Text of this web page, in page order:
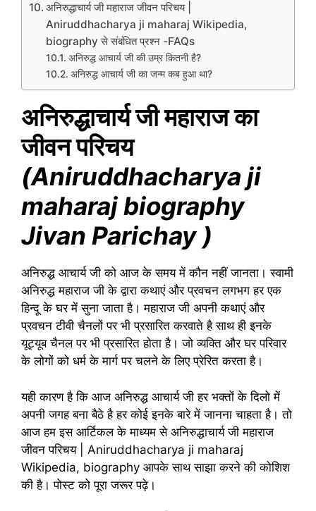
अनिरुद्धाचार्य जी महाराज जीवन परिचय |
Aniruddhacharya ji maharaj Wikipedia,
biography से संबंधित प्रश्न -FAQs
अनिरुद्ध आचार्य जी की उम्र कितनी है?
अनिरुद्ध आचार्य जी का जन्म कब हुआ था?
अनिरुद्धाचार्य जी महाराज का
जीवन परिचय
(Aniruddhacharya ji
maharaj biography
Jivan Parichay )
अनिरुद्ध आचार्य जी को आज के समय में कौन नहीं जानता। स्वामी
अनिरुद्ध महाराज जी के द्वारा कथाएं और प्रवचन लगभग हर एक
हिन्दू के घर में सुना जाता है। महाराज जी अपनी कथाएं और
प्रवचन टीवी चैनलों पर भी प्रसारित करवाते है साथ ही इनके
यूट्यूब चैनल पर भी प्रसारित होता है। जो व्यक्ति और घर परिवार
के लोगों को धर्म के मार्ग पर चलने के लिए प्रेरित करता है।
यही कारण है कि आज अनिरुद्ध आचार्य जी हर भक्तों के दिलो में
अपनी जगह बना बैठे है हर कोई इनके बारे में जानना चाहता है। तो
आज हम इस आर्टिकल के माध्यम से अनिरुद्धाचार्य जी महाराज
जीवन परिचय | Aniruddhacharya ji maharaj
Wikipedia, biography आपके साथ साझा करने की कोशिश
की है। पोस्ट को पूरा जरूर पढ़े।